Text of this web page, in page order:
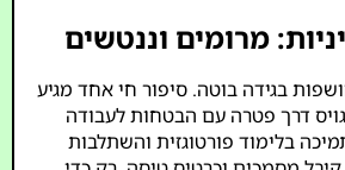
מרומים וננטשים
בגידה בוטה. סיפור חי אחד מגיע
דרך פטרה עם הבטחות לעבודה
בלימוד פורטוגזית והשתלבות